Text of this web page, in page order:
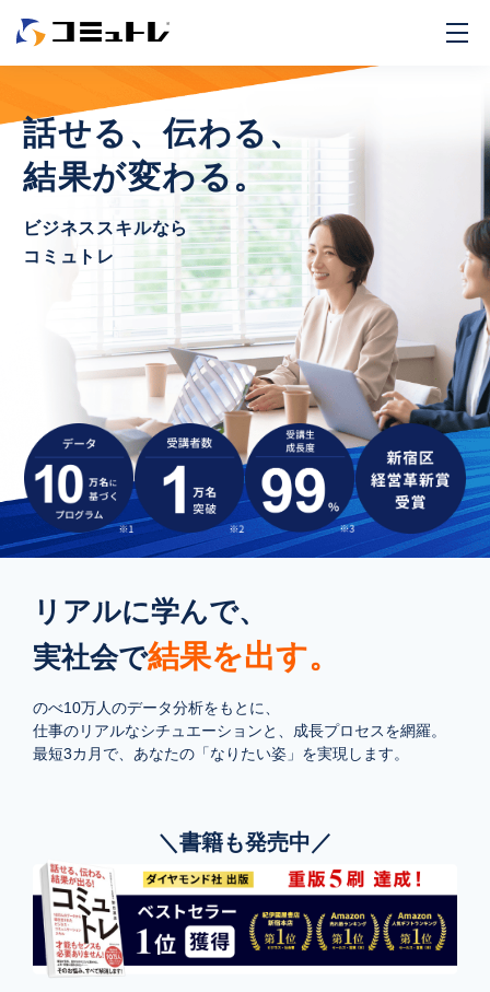
話せる、伝わる、
結果が変わる。
ビジネススキルなら
コミュトレ
リアルに学んで、
実社会で結果を出す。
のべ10万人のデータ分析をもとに、
仕事のリアルなシチュエーションと、成長プロセスを網羅。
最短3カ月で、あなたの「なりたい姿」を実現します。
＼書籍も発売中／